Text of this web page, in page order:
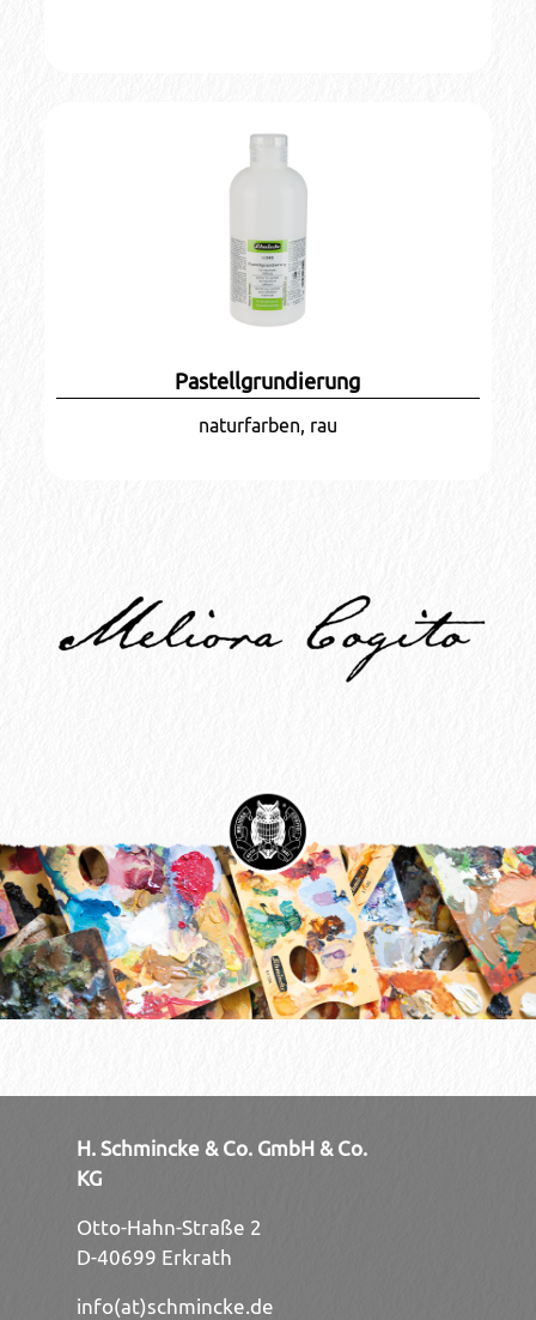
Pastellgrundierung
naturfarben, rau
H. Schmincke & Co. GmbH & Co.
KG
Otto-Hahn-Straße 2
D-40699 Erkrath
info(at)schmincke.de